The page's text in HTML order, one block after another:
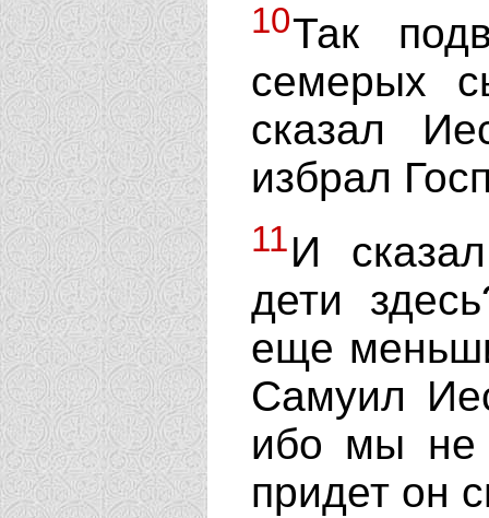
10Так
семерых
сказал
избрал
11И
дети
еще
Самуил
ибо мы не
придет он